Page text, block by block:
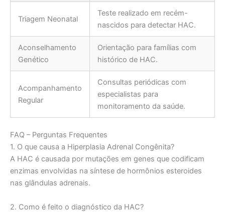
Triagem Neonatal
Teste realizado em recém-
nascidos para detectar HAC.
Aconselhamento
Genético
Orientação para famílias com
histórico de HAC.
Acompanhamento
Regular
Consultas periódicas com
especialistas para
monitoramento da saúde.
FAQ – Perguntas Frequentes
1. O que causa a Hiperplasia Adrenal Congênita?
A HAC é causada por mutações em genes que codificam
enzimas envolvidas na síntese de hormônios esteroides
nas glândulas adrenais.
2. Como é feito o diagnóstico da HAC?